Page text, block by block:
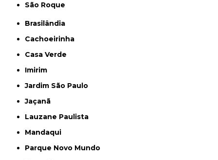
São Roque
Brasilândia
Cachoeirinha
Casa Verde
Imirim
Jardim São Paulo
Jaçanã
Lauzane Paulista
Mandaqui
Parque Novo Mundo